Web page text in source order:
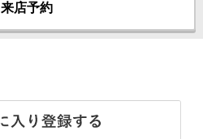
来店予約